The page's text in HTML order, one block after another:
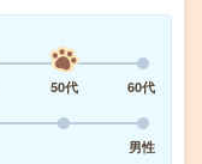
50代
60代
男性